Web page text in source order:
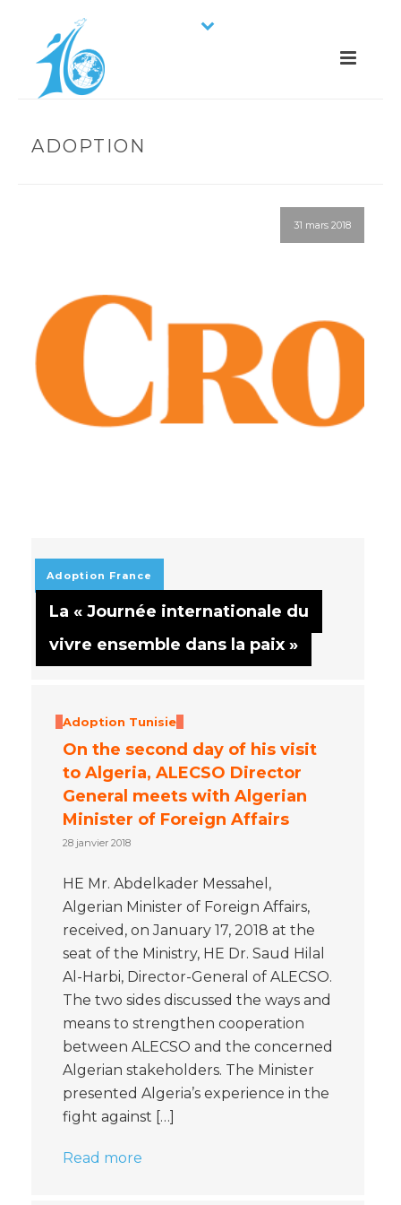
ADOPTION
31 mars 2018
Adoption France
La « Journée internationale du
vivre ensemble dans la paix »
Adoption Tunisie
On the second day of his visit
to Algeria, ALECSO Director
General meets with Algerian
Minister of Foreign Affairs
28 janvier 2018
HE Mr. Abdelkader Messahel,
Algerian Minister of Foreign Affairs,
received, on January 17, 2018 at the
seat of the Ministry, HE Dr. Saud Hilal
Al-Harbi, Director-General of ALECSO.
The two sides discussed the ways and
means to strengthen cooperation
between ALECSO and the concerned
Algerian stakeholders. The Minister
presented Algeria’s experience in the
fight against […]
Read more